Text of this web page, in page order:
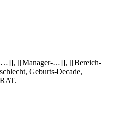
…]], [[Manager-…]], [[Bereich-
Geburts-Decade,